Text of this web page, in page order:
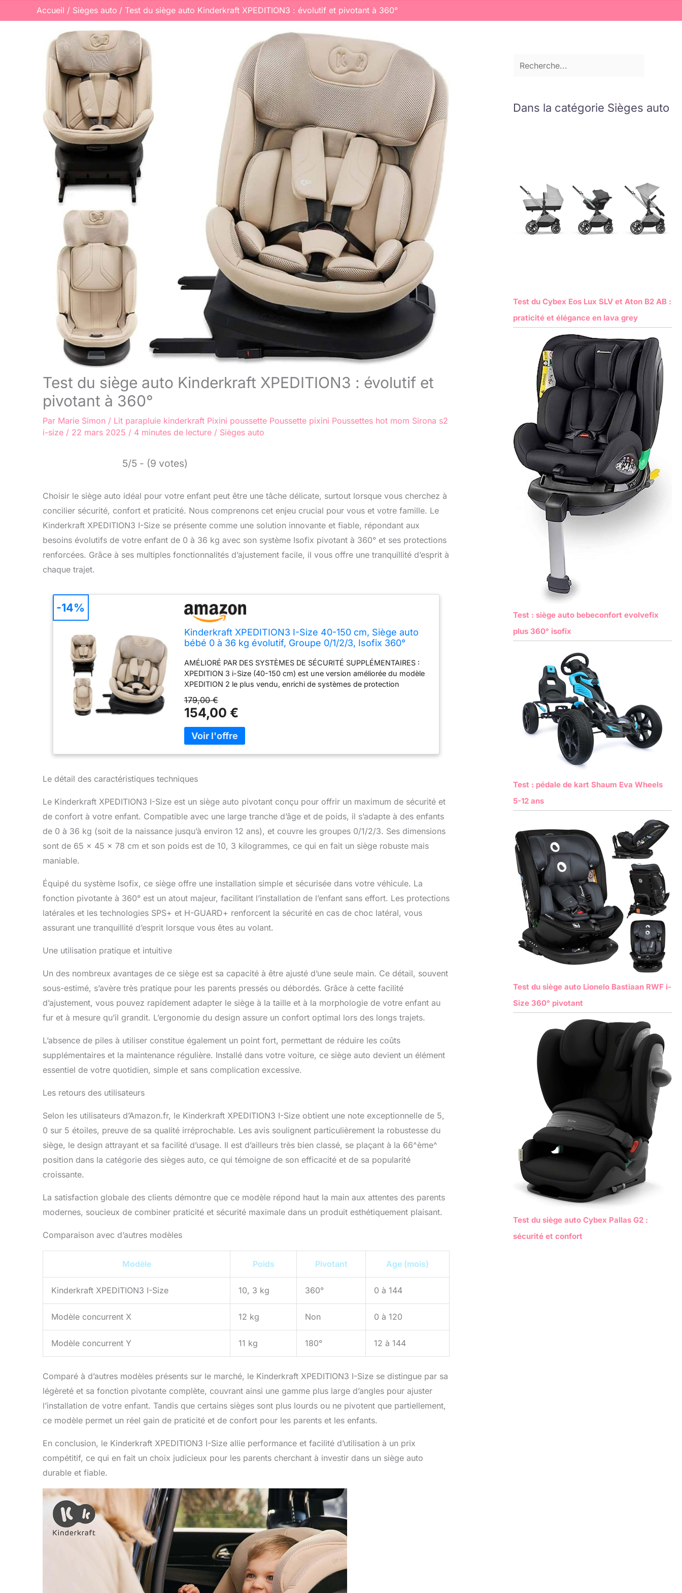
Accueil Sièges auto Test du siège auto Kinderkraft XPEDITION3 : évolutif et pivotant à 360°
Test du siège auto Kinderkraft XPEDITION3 : évolutif et
pivotant à 360°
Par Marie Simon / Lit parapluie kinderkraft Pixini poussette Poussette pixini Poussettes hot mom Sirona s2
i-size / 22 mars 2025 / 4 minutes de lecture / Sièges auto
5/5 - (9 votes)
Choisir le siège auto idéal pour votre enfant peut être une tâche délicate, surtout lorsque vous cherchez à
concilier sécurité, confort et praticité. Nous comprenons cet enjeu crucial pour vous et votre famille. Le
Kinderkraft XPEDITION3 I-Size se présente comme une solution innovante et fiable, répondant aux
besoins évolutifs de votre enfant de 0 à 36 kg avec son système Isofix pivotant à 360° et ses protections
renforcées. Grâce à ses multiples fonctionnalités d’ajustement facile, il vous offre une tranquillité d’esprit à
chaque trajet.
Kinderkraft XPEDITION3 I-Size 40-150 cm, Siège auto
bébé 0 à 36 kg évolutif, Groupe 0/1/2/3, Isofix 360°
latérales, SPS+, H-GUARD+, Beige
AMÉLIORÉ PAR DES SYSTÈMES DE SÉCURITÉ SUPPLÉMENTAIRES :
XPEDITION 3 i-Size (40-150 cm) est une version améliorée du modèle
XPEDITION 2 le plus vendu, enrichi de systèmes de protection
SÛR : XPEDITION 3 i-Size vous permet de transporter votre enfant dos
à la route (RWF) jusqu'à 105 cm et 22 kg, ce qui signifie des durées de
voyage en toute sécurité encore plus longues. UNE PROTECTION DE
LA TÊTE À UN NOUVEAU NIVEAU : XPEDITION 3 i-Size est doté du
encore meilleure en cas de chocs latéraux. H-GUARD+ avec mousse à
SIÈGE EN UN SEUL MOUVEMENT FLUIDE : le système EASY SPIN
positionnement et l'installation de votre enfant. UN TOTAL DE 8
POSITIONS D'INCLINAISON FACE ET DOS À LA ROUTE : Grâce à la
fonction RECLINING, vous pouvez régler le siège jusqu'à 8 positions
différentes pour que votre enfant voyage dans une position
confortable aussi bien face à la route (4 positions en FWF) que dos à
179,00 €
154,00 €
-14%
Le détail des caractéristiques techniques
Le Kinderkraft XPEDITION3 I-Size est un siège auto pivotant conçu pour offrir un maximum de sécurité et
de confort à votre enfant. Compatible avec une large tranche d’âge et de poids, il s’adapte à des enfants
de 0 à 36 kg (soit de la naissance jusqu’à environ 12 ans), et couvre les groupes 0/1/2/3. Ses dimensions
sont de 65 x 45 x 78 cm et son poids est de 10, 3 kilogrammes, ce qui en fait un siège robuste mais
maniable.
Équipé du système Isofix, ce siège offre une installation simple et sécurisée dans votre véhicule. La
fonction pivotante à 360° est un atout majeur, facilitant l’installation de l’enfant sans effort. Les protections
latérales et les technologies SPS+ et H-GUARD+ renforcent la sécurité en cas de choc latéral, vous
assurant une tranquillité d’esprit lorsque vous êtes au volant.
Une utilisation pratique et intuitive
Un des nombreux avantages de ce siège est sa capacité à être ajusté d’une seule main. Ce détail, souvent
sous-estimé, s’avère très pratique pour les parents pressés ou débordés. Grâce à cette facilité
d’ajustement, vous pouvez rapidement adapter le siège à la taille et à la morphologie de votre enfant au
fur et à mesure qu’il grandit. L’ergonomie du design assure un confort optimal lors des longs trajets.
L’absence de piles à utiliser constitue également un point fort, permettant de réduire les coûts
supplémentaires et la maintenance régulière. Installé dans votre voiture, ce siège auto devient un élément
essentiel de votre quotidien, simple et sans complication excessive.
Les retours des utilisateurs
Selon les utilisateurs d’Amazon.fr, le Kinderkraft XPEDITION3 I-Size obtient une note exceptionnelle de 5,
0 sur 5 étoiles, preuve de sa qualité irréprochable. Les avis soulignent particulièrement la robustesse du
siège, le design attrayant et sa facilité d’usage. Il est d’ailleurs très bien classé, se plaçant à la 66^ème^
position dans la catégorie des sièges auto, ce qui témoigne de son efficacité et de sa popularité
croissante.
La satisfaction globale des clients démontre que ce modèle répond haut la main aux attentes des parents
modernes, soucieux de combiner praticité et sécurité maximale dans un produit esthétiquement plaisant.
Comparaison avec d’autres modèles
Modèle Poids Pivotant Age (mois)
Kinderkraft XPEDITION3 I-Size 10, 3 kg 360° 0 à 144
Modèle concurrent X 12 kg Non 0 à 120
Modèle concurrent Y 11 kg 180° 12 à 144
Comparé à d’autres modèles présents sur le marché, le Kinderkraft XPEDITION3 I-Size se distingue par sa
légèreté et sa fonction pivotante complète, couvrant ainsi une gamme plus large d’angles pour ajuster
l’installation de votre enfant. Tandis que certains sièges sont plus lourds ou ne pivotent que partiellement,
ce modèle permet un réel gain de praticité et de confort pour les parents et les enfants.
En conclusion, le Kinderkraft XPEDITION3 I-Size allie performance et facilité d’utilisation à un prix
compétitif, ce qui en fait un choix judicieux pour les parents cherchant à investir dans un siège auto
durable et fiable.
Dans la catégorie Sièges auto
Test du Cybex Eos Lux SLV et Aton B2 AB :
praticité et élégance en lava grey
Test : siège auto bebeconfort evolvefix
plus 360° isofix
Test : pédale de kart Shaum Eva Wheels
5-12 ans
Test du siège auto Lionelo Bastiaan RWF i-
Size 360° pivotant
Test du siège auto Cybex Pallas G2 :
sécurité et confort